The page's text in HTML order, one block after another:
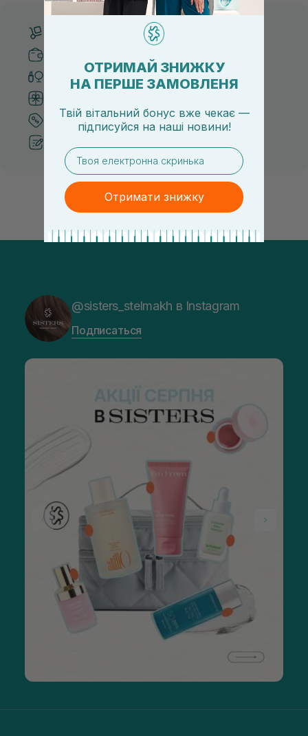
Бесплатная доставка от 3000 UAH
Только оригинальная косметика
Лучшие цены и топ товары
@sisters_stelmakh в Instagram
Подписаться
ОТРИМАЙ ЗНИЖКУ
НА ПЕРШЕ ЗАМОВЛЕНЯ
Твій вітальний бонус вже чекає —
підписуйся на наші новини!
email
Отримати знижку